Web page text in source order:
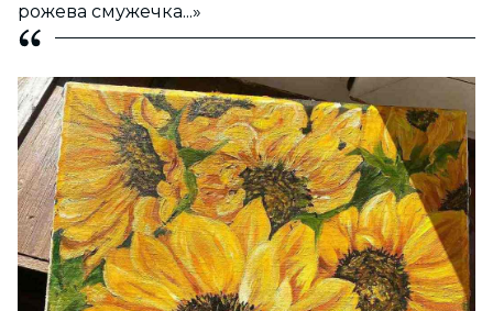
рожева смужечка...»